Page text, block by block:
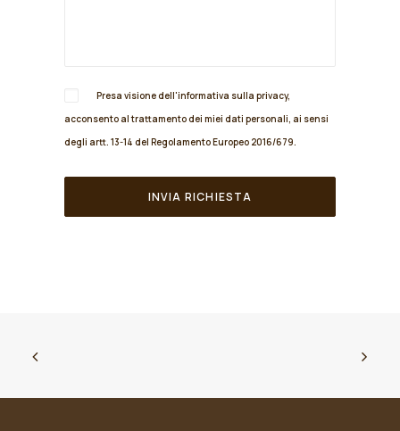
Presa visione dell'informativa sulla privacy,
acconsento al trattamento dei miei dati personali, ai sensi
degli artt. 13-14 del Regolamento Europeo 2016/679.